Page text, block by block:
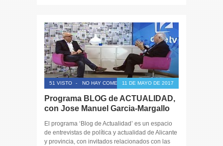
51 VISTO - NO HAY COMENTARIOS11 DE MAYO DE 2017
Programa BLOG de ACTUALIDAD,
con Jose Manuel Garcia-Margallo
El programa ‘Blog de Actualidad’ es un espacio
de entrevistas de política y actualidad de Alicante
y provincia, con invitados relacionados con las